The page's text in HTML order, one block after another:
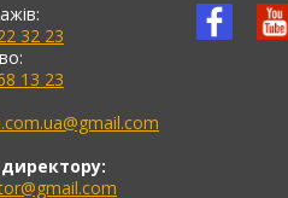
32 23
13 23